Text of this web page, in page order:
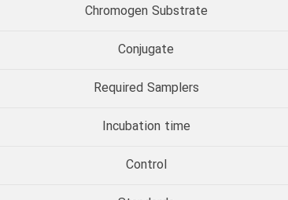
Chromogen Substrate​
Conjugate
Required Samplers​
Incubation time​
Control